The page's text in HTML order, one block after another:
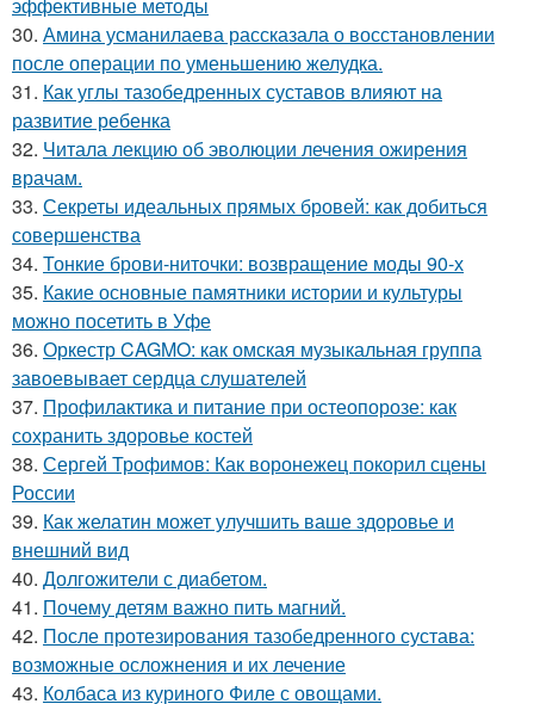
30. Амина усманилаева рассказала о восстановлении
после операции по уменьшению желудка.
31. Как углы тазобедренных суставов влияют на
развитие ребенка
32. Читала лекцию об эволюции лечения ожирения
врачам.
33. Секреты идеальных прямых бровей: как добиться
совершенства
34. Тонкие брови-ниточки: возвращение моды 90-х
35. Какие основные памятники истории и культуры
можно посетить в Уфе
36. Оркестр CAGMO: как омская музыкальная группа
завоевывает сердца слушателей
37. Профилактика и питание при остеопорозе: как
сохранить здоровье костей
38. Сергей Трофимов: Как воронежец покорил сцены
России
39. Как желатин может улучшить ваше здоровье и
внешний вид
40. Долгожители с диабетом.
41. Почему детям важно пить магний.
42. После протезирования тазобедренного сустава:
возможные осложнения и их лечение
43. Колбаса из куриного Филе с овощами.